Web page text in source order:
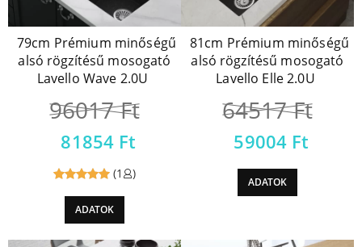
79cm Prémium minőségű
alsó rögzítésű mosogató
Lavello Wave 2.0U
96017Ft
81854 Ft
out of
(1 )
ADATOK
81cm Prémium minőségű
alsó rögzítésű mosogató
Lavello Elle 2.0U
64517Ft
59004 Ft
ADATOK